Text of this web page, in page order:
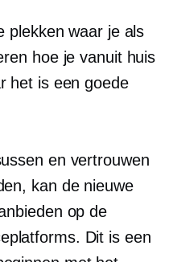
plekken waar je als
hoe je vanuit huis
het is een goede
en vertrouwen
kan de nieuwe
op de
Dit is een